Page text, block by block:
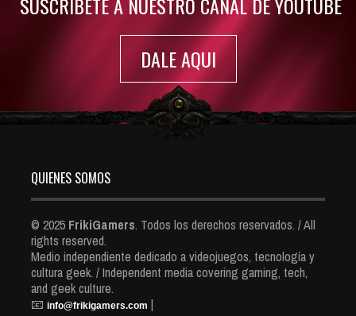
DALE AQUI
QUIENES SOMOS
© 2025 FrikiGamers. Todos los derechos reservados. / All
rights reserved.
Medio independiente dedicado a videojuegos, tecnología y
cultura geek. / Independent media covering gaming, tech,
and geek culture.
📧 info@frikigamers.com |